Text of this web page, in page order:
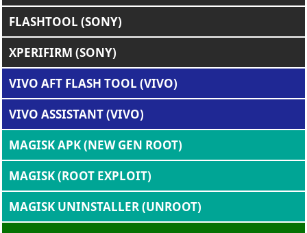
FLASHTOOL (SONY)
XPERIFIRM (SONY)
VIVO AFT FLASH TOOL (VIVO)
VIVO ASSISTANT (VIVO)
MAGISK APK (NEW GEN ROOT)
MAGISK (ROOT EXPLOIT)
MAGISK UNINSTALLER (UNROOT)